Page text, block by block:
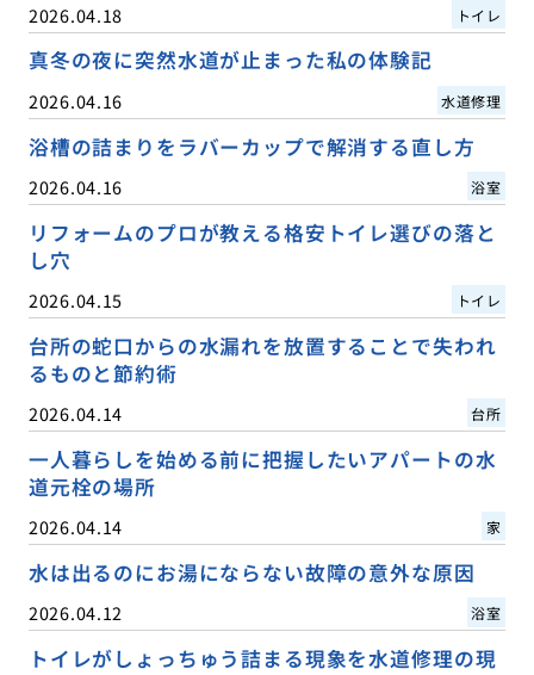
2026.04.18 トイレ
真冬の夜に突然水道が止まった私の体験記
2026.04.16 水道修理
浴槽の詰まりをラバーカップで解消する直し方
2026.04.16 浴室
リフォームのプロが教える格安トイレ選びの落と
し穴
2026.04.15 トイレ
台所の蛇口からの水漏れを放置することで失われ
るものと節約術
2026.04.14 台所
一人暮らしを始める前に把握したいアパートの水
道元栓の場所
2026.04.14 家
水は出るのにお湯にならない故障の意外な原因
2026.04.12 浴室
トイレがしょっちゅう詰まる現象を水道修理の現